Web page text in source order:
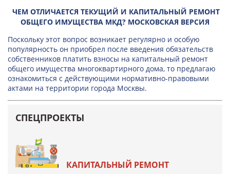
ЧЕМ ОТЛИЧАЕТСЯ ТЕКУЩИЙ И КАПИТАЛЬНЫЙ РЕМОНТ
ОБЩЕГО ИМУЩЕСТВА МКД? МОСКОВСКАЯ ВЕРСИЯ
Поскольку этот вопрос возникает регулярно и особую
популярность он приобрел после введения обязательств
собственников платить взносы на капитальный ремонт
общего имущества многоквартирного дома, то предлагаю
ознакомиться с действующими нормативно-правовыми
актами на территории города Москвы.
СПЕЦПРОЕКТЫ
КАПИТАЛЬНЫЙ РЕМОНТ